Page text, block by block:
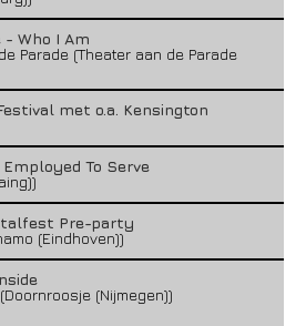
- Who I Am
Parade (Theater aan de Parade
met o.a. Kensington
To Serve
Pre-party
(Eindhoven))
(Nijmegen))